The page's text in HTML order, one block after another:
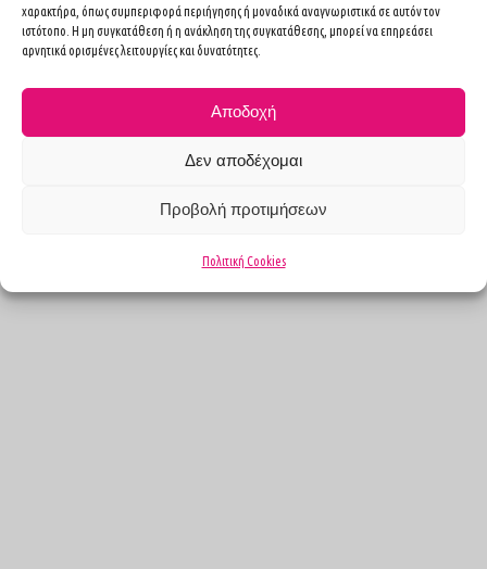
χαρακτήρα, όπως συμπεριφορά περιήγησης ή μοναδικά αναγνωριστικά σε αυτόν τον
ιστότοπο. Η μη συγκατάθεση ή η ανάκληση της συγκατάθεσης, μπορεί να επηρεάσει
αρνητικά ορισμένες λειτουργίες και δυνατότητες.
Αποδοχή
Δεν αποδέχομαι
Προβολή προτιμήσεων
Πολιτική Cookies
Pavlou Mela 6, Peristeri (MEDIFIRST)
Levidou 16, Kifissia (HHG Health Spot Group)